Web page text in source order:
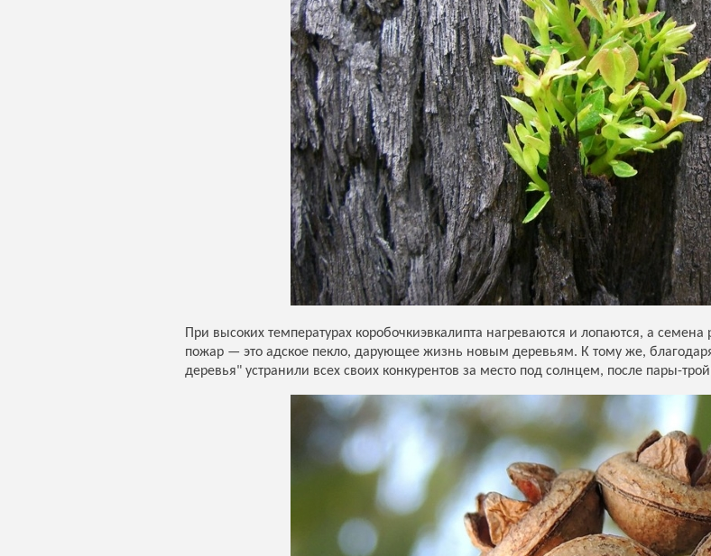
При высоких температурах коробочкиэвкалипта нагреваются и лопаются, а семена
пожар — это адское пекло, дарующее жизнь новым деревьям. К тому же,
деревья" устранили всех своих конкурентов за место под солнцем, после пары-